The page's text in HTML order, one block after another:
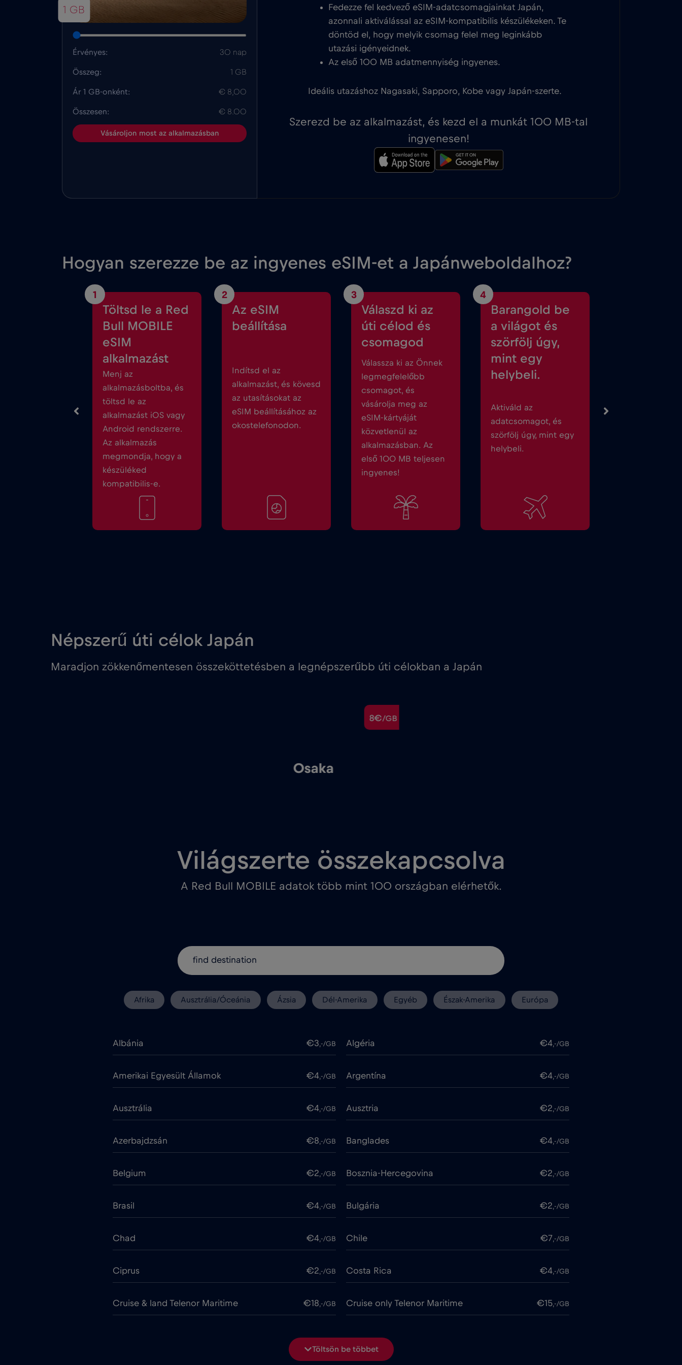
1 GB
Érvényes: 30 nap
Összeg: 1 GB
Ár 1 GB-onként: € 8,00
Összesen: € 8.00
Vásároljon most az alkalmazásban
Fedezze fel kedvező eSIM-adatcsomagjainkat Japán,
azonnali aktiválással az eSIM-kompatibilis készülékeken. Te
döntöd el, hogy melyik csomag felel meg leginkább
utazási igényeidnek.
Az első 100 MB adatmennyiség ingyenes.
Ideális utazáshoz Nagasaki, Sapporo, Kobe vagy Japán-szerte.
Szerezd be az alkalmazást, és kezd el a munkát 100 MB-tal
ingyenesen!
Hogyan szerezze be az ingyenes eSIM-et a Japánweboldalhoz?
1
Töltsd le a Red
Bull MOBILE
eSIM
alkalmazást
Menj az
alkalmazásboltba, és
töltsd le az
alkalmazást iOS vagy
Android rendszerre.
Az alkalmazás
megmondja, hogy a
készüléked
kompatibilis-e.
2
Az eSIM
beállítása
Indítsd el az
alkalmazást, és kövesd
az utasításokat az
eSIM beállításához az
okostelefonodon.
3
Válaszd ki az
úti célod és
csomagod
Válassza ki az Önnek
legmegfelelőbb
csomagot, és
vásárolja meg az
eSIM-kártyáját
közvetlenül az
alkalmazásban. Az
első 100 MB teljesen
ingyenes!
4
Barangold be
a világot és
szörfölj úgy,
mint egy
helybeli.
Aktiváld az
adatcsomagot, és
szörfölj úgy, mint egy
helybeli.
Népszerű úti célok Japán
Maradjon zökkenőmentesen összeköttetésben a legnépszerűbb úti célokban a Japán
8€/GB
Osaka
Világszerte összekapcsolva
A Red Bull MOBILE adatok több mint 100 országban elérhetők.
Afrika Ausztrália/Óceánia Ázsia Dél-Amerika Egyéb Észak-Amerika Európa
Albánia €3,-/GB Algéria €4,-/GB
Amerikai Egyesült Államok €4,-/GB Argentína €4,-/GB
Ausztrália €4,-/GB Ausztria €2,-/GB
Azerbajdzsán €8,-/GB Banglades €4,-/GB
Belgium €2,-/GB Bosznia-Hercegovina €2,-/GB
Brasil €4,-/GB Bulgária €2,-/GB
Chad €4,-/GB Chile €7,-/GB
Ciprus €2,-/GB Costa Rica €4,-/GB
Cruise & land Telenor Maritime €18,-/GB Cruise only Telenor Maritime €15,-/GB
€2,-/GB Dánia
Töltsön be többet